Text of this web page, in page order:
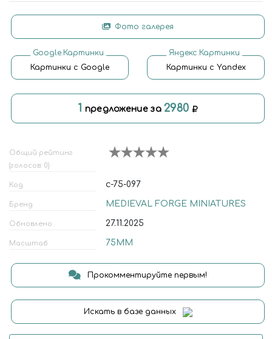
Фото галерея
Google.Картинки
Картинки с Google
Яндекс.Картинки
Картинки с Yandex
1 предложение за 2980
Общий рейтинг
(голосов: 0)
Код c-75-097
Бренд MEDIEVAL FORGE MINIATURES
Обновлено 27.11.2025
Масштаб 75ММ
Прокомментируйте первым!
Искать в базе данных